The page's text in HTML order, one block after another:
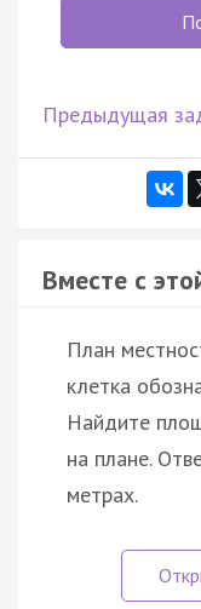
Предыдущая
Вместе с
План
клетка
Найдите
на плане.
метрах.